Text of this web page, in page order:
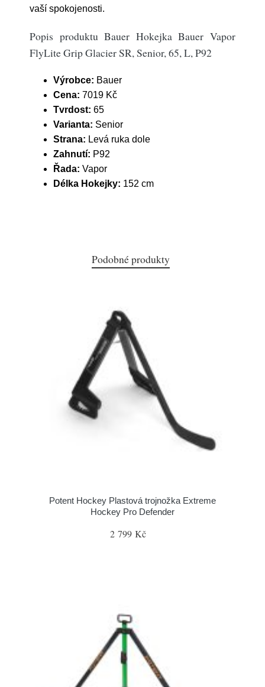
vaší spokojenosti.
Popis produktu Bauer Hokejka Bauer Vapor
FlyLite Grip Glacier SR, Senior, 65, L, P92
Výrobce: Bauer
Cena: 7019 Kč
Tvrdost: 65
Varianta: Senior
Strana: Levá ruka dole
Zahnutí: P92
Řada: Vapor
Délka Hokejky: 152 cm
Podobné produkty
Potent Hockey Plastová trojnožka Extreme
Hockey Pro Defender
2 799 Kč